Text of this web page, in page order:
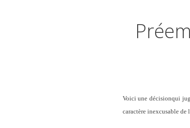
Voici une décisionqui
caractère inexcusable